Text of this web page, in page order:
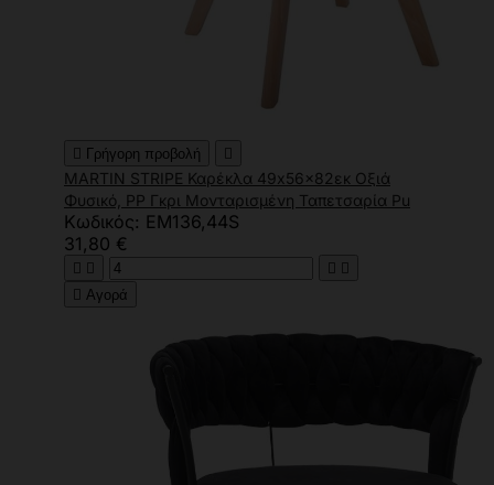
 Γρήγορη προβολή 
MARTIN STRIPE Καρέκλα 49x56x82εκ Οξιά
Φυσικό, PP Γκρι Μονταρισμένη Ταπετσαρία Pu
Κωδικός: ΕΜ136,44S
31,80 €
   
 Αγορά